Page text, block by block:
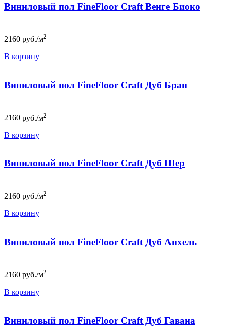
Виниловый пол FineFloor Craft Венге Биоко
2160 руб./м2
В корзину
Виниловый пол FineFloor Craft Дуб Бран
2160 руб./м2
В корзину
Виниловый пол FineFloor Craft Дуб Шер
2160 руб./м2
В корзину
Виниловый пол FineFloor Craft Дуб Анхель
2160 руб./м2
В корзину
Виниловый пол FineFloor Craft Дуб Гавана